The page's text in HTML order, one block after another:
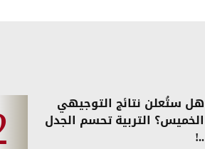
هل ستُعلن نتائج التوجيهي
الخميس؟ التربية تحسم الجدل
..!